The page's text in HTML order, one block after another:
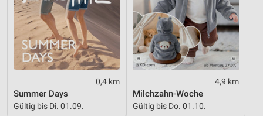
0,4 km
Summer Days
Gültig bis Di. 01.09.
4,9 km
Milchzahn-Woche
Gültig bis Do. 01.10.